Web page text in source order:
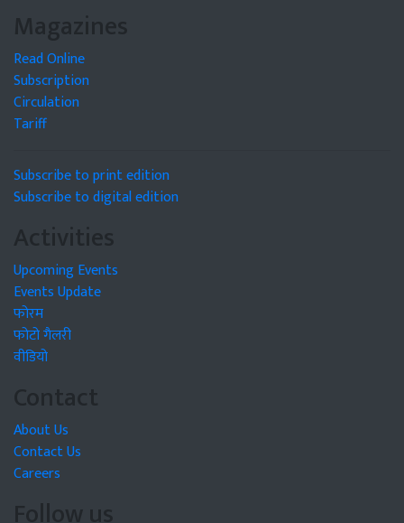
Magazines
Read Online
Subscription
Circulation
Tariff
Subscribe to print edition
Subscribe to digital edition
Activities
Upcoming Events
Events Update
फोरम
फोटो गैलरी
वीडियो
Contact
About Us
Contact Us
Careers